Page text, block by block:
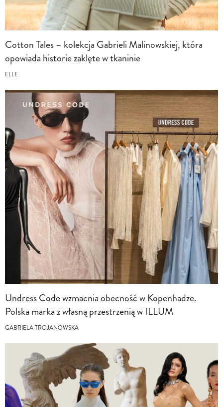
Cotton Tales – kolekcja Gabrieli Malinowskiej, która
opowiada historie zaklęte w tkaninie
ELLE
Undress Code wzmacnia obecność w Kopenhadze.
Polska marka z własną przestrzenią w ILLUM
GABRIELA TROJANOWSKA